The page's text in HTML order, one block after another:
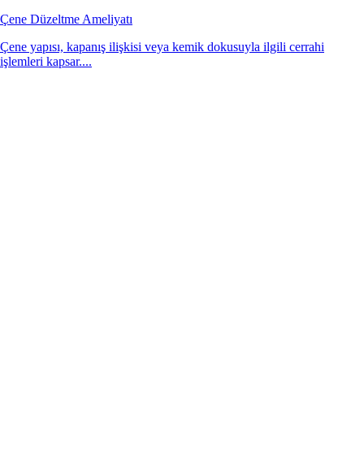
Çene Düzeltme Ameliyatı
Çene yapısı, kapanış ilişkisi veya kemik dokusuyla ilgili cerrahi
işlemleri kapsar....